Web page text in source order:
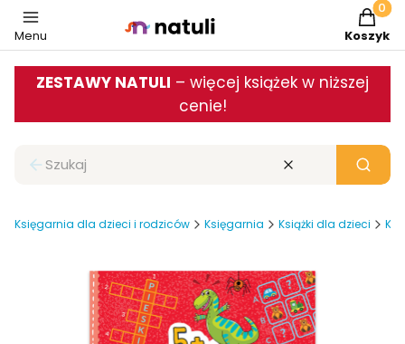
Menu Koszyk
ZESTAWY NATULI – więcej książek w niższej
cenie!
Zamknij wyszukiwarkę Wyczyść Szukaj
Księgarnia dla dzieci i rodziców Księgarnia Książki dla dzieci